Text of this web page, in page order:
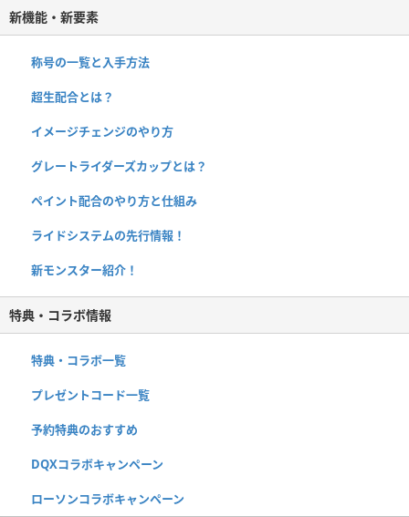
新機能・新要素
称号の一覧と入手方法
超生配合とは？
イメージチェンジのやり方
グレートライダーズカップとは？
ペイント配合のやり方と仕組み
ライドシステムの先行情報！
新モンスター紹介！
特典・コラボ情報
特典・コラボ一覧
プレゼントコード一覧
予約特典のおすすめ
DQXコラボキャンペーン
ローソンコラボキャンペーン